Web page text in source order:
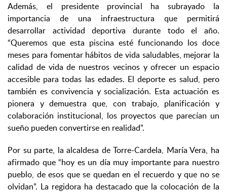
Además, el presidente provincial ha subrayado la
importancia de una infraestructura que permitirá
desarrollar actividad deportiva durante todo el año.
“Queremos que esta piscina esté funcionando los doce
meses para fomentar hábitos de vida saludables, mejorar la
calidad de vida de nuestros vecinos y ofrecer un espacio
accesible para todas las edades. El deporte es salud, pero
también es convivencia y socialización. Esta actuación es
pionera y demuestra que, con trabajo, planificación y
colaboración institucional, los proyectos que parecían un
sueño pueden convertirse en realidad”.
Por su parte, la alcaldesa de Torre-Cardela, María Vera, ha
afirmado que “hoy es un día muy importante para nuestro
pueblo, de esos que se quedan en el recuerdo y que no se
olvidan”. La regidora ha destacado que la colocación de la